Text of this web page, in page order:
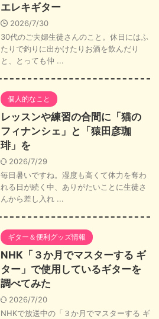
エレキギター
2026/7/30
30代のご夫婦生徒さんのこと。休日にはふ
たりで釣りに出かけたりお酒を飲んだり
と、とっても仲 ...
個人的なこと
レッスンや練習の合間に「猫の
フィナンシェ」と「猿田彦珈
琲」を
2026/7/29
毎日暑いですね。湿度も高くて体力を奪わ
れる日が続く中、ありがたいことに生徒さ
んから差し入れ ...
ギター＆便利グッズ情報
NHK「３か月でマスターする ギ
ター」で使用しているギターを
調べてみた
2026/7/20
NHKで放送中の「３か月でマスターする ギ